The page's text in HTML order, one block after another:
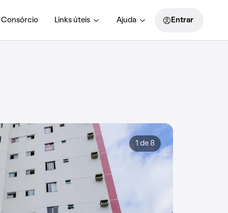
Consórcio Links úteis Ajuda Entrar
1 de 8